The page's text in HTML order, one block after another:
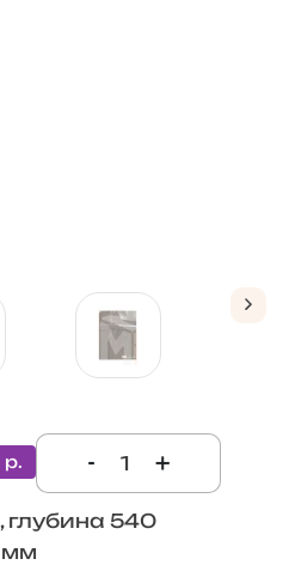
р. - +
540
мм